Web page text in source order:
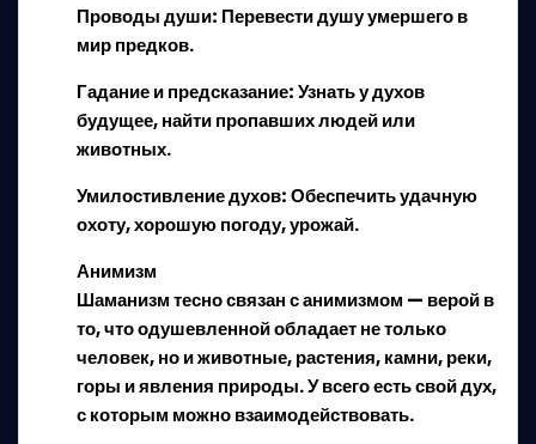
Проводы души: Перевести душу умершего в
мир предков.
Гадание и предсказание:Узнать у духов
будущее, найти пропавших людей или
животных.
Умилостивление духов:Обеспечить удачную
охоту, хорошую погоду, урожай.
Анимизм
Шаманизм тесно связан с анимизмом — верой в
то, чтоодушевленнойобладает не только
человек, но и животные, растения, камни, реки,
горы и явления природы. У всего есть свой дух,
с которым можно взаимодействовать.